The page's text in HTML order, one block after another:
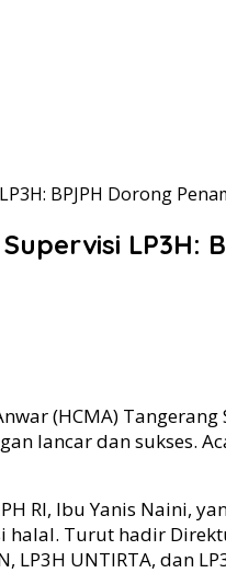
BPJPH Dorong
(HCMA)
lancar dan
RI, Ibu Yanis Naini,
Turut hadir
LP3H UNTIRTA, dan